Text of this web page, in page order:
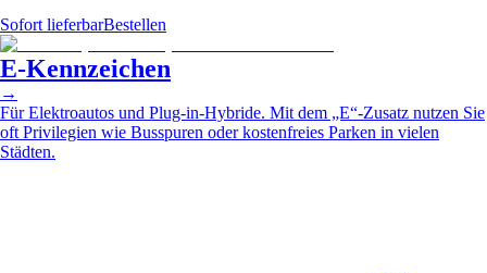
Sofort lieferbarBestellen
E-Kennzeichen
→
Für Elektroautos und Plug-in-Hybride. Mit dem „E“-Zusatz nutzen Sie
oft Privilegien wie Busspuren oder kostenfreies Parken in vielen
Städten.